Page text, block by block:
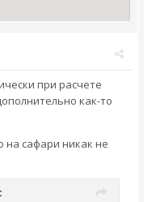
при расчете
как-то
на сафари никак не